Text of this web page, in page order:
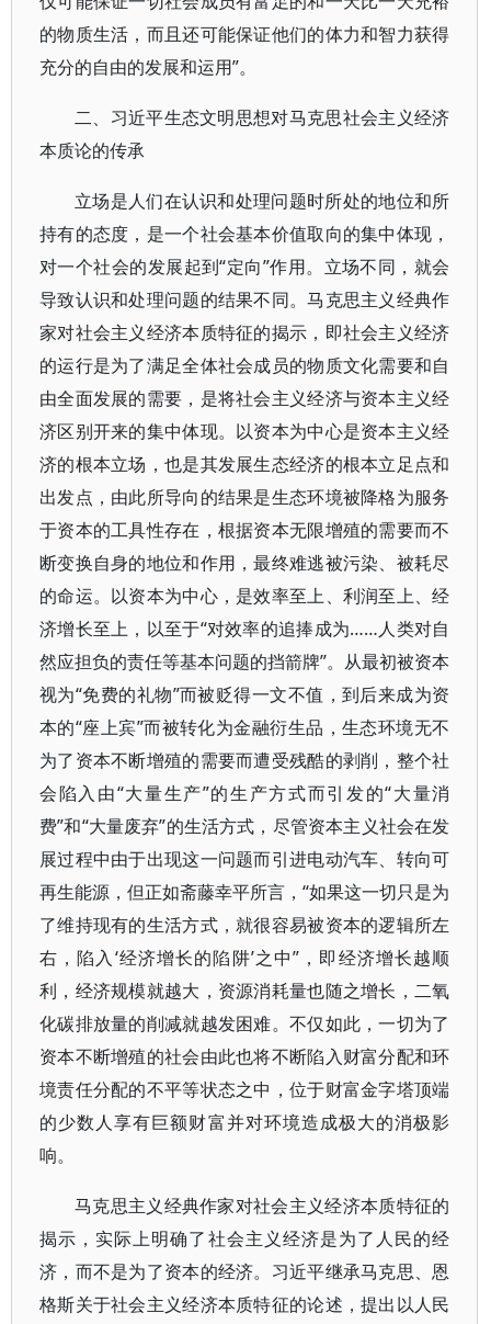
的物质生活，而且还可能保证他们的体力和智力获得
充分的自由的发展和运用”。
二、习近平生态文明思想对马克思社会主义经济
本质论的传承
立场是人们在认识和处理问题时所处的地位和所
持有的态度，是一个社会基本价值取向的集中体现，
对一个社会的发展起到“定向”作用。立场不同，就会
导致认识和处理问题的结果不同。马克思主义经典作
家对社会主义经济本质特征的揭示，即社会主义经济
的运行是为了满足全体社会成员的物质文化需要和自
由全面发展的需要，是将社会主义经济与资本主义经
济区别开来的集中体现。以资本为中心是资本主义经
济的根本立场，也是其发展生态经济的根本立足点和
出发点，由此所导向的结果是生态环境被降格为服务
于资本的工具性存在，根据资本无限增殖的需要而不
断变换自身的地位和作用，最终难逃被污染、被耗尽
的命运。以资本为中心，是效率至上、利润至上、经
济增长至上，以至于“对效率的追捧成为……人类对自
然应担负的责任等基本问题的挡箭牌”。从最初被资本
视为“免费的礼物”而被贬得一文不值，到后来成为资
本的“座上宾”而被转化为金融衍生品，生态环境无不
为了资本不断增殖的需要而遭受残酷的剥削，整个社
会陷入由“大量生产”的生产方式而引发的“大量消
费”和“大量废弃”的生活方式，尽管资本主义社会在发
展过程中由于出现这一问题而引进电动汽车、转向可
再生能源，但正如斋藤幸平所言，“如果这一切只是为
了维持现有的生活方式，就很容易被资本的逻辑所左
右，陷入‘经济增长的陷阱’之中”，即经济增长越顺
利，经济规模就越大，资源消耗量也随之增长，二氧
化碳排放量的削减就越发困难。不仅如此，一切为了
资本不断增殖的社会由此也将不断陷入财富分配和环
境责任分配的不平等状态之中，位于财富金字塔顶端
的少数人享有巨额财富并对环境造成极大的消极影
响。
马克思主义经典作家对社会主义经济本质特征的
揭示，实际上明确了社会主义经济是为了人民的经
济，而不是为了资本的经济。习近平继承马克思、恩
格斯关于社会主义经济本质特征的论述，提出以人民